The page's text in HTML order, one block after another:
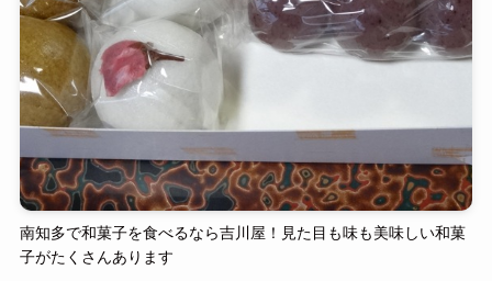
南知多で和菓子を食べるなら吉川屋！見た目も味も美味しい和菓
子がたくさんあります